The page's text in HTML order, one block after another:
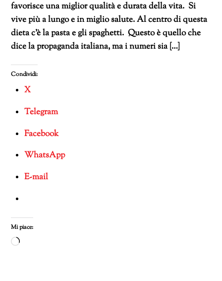
favorisce una miglior qualità e durata della vita. Si
vive più a lungo e in miglio salute. Al centro di questa
dieta c’è la pasta e gli spaghetti. Questo è quello che
dice la propaganda italiana, ma i numeri sia […]
Condividi:
X
Telegram
Facebook
WhatsApp
E-mail
Mi piace:
Caricamento